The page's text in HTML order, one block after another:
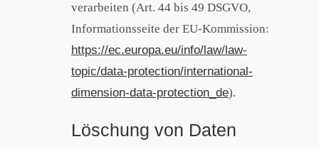
verarbeiten (Art. 44 bis 49 DSGVO,
Informationsseite der EU-Kommission:
https://ec.europa.eu/info/law/law-
topic/data-protection/international-
dimension-data-protection_de).
Löschung von Daten